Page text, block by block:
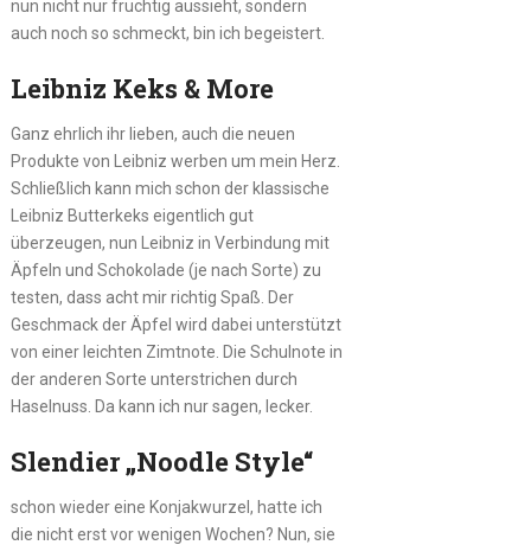
nun nicht nur fruchtig aussieht, sondern
auch noch so schmeckt, bin ich begeistert.
Leibniz Keks & More
Ganz ehrlich ihr lieben, auch die neuen
Produkte von Leibniz werben um mein Herz.
Schließlich kann mich schon der klassische
Leibniz Butterkeks eigentlich gut
überzeugen, nun Leibniz in Verbindung mit
Äpfeln und Schokolade (je nach Sorte) zu
testen, dass acht mir richtig Spaß. Der
Geschmack der Äpfel wird dabei unterstützt
von einer leichten Zimtnote. Die Schulnote in
der anderen Sorte unterstrichen durch
Haselnuss. Da kann ich nur sagen, lecker.
Slendier „Noodle Style“
schon wieder eine Konjakwurzel, hatte ich
die nicht erst vor wenigen Wochen? Nun, sie